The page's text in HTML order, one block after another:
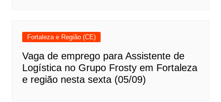
Fortaleza e Região (CE)
Vaga de emprego para Assistente de
Logística no Grupo Frosty em Fortaleza
e região nesta sexta (05/09)